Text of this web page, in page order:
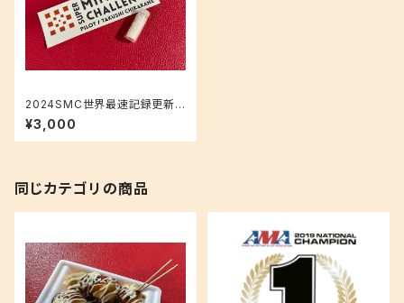
2024SMC世界最速記録更新サ
ポートプラン・ステッカー＆ボン
ネビルソルトコース
¥3,000
同じカテゴリの商品